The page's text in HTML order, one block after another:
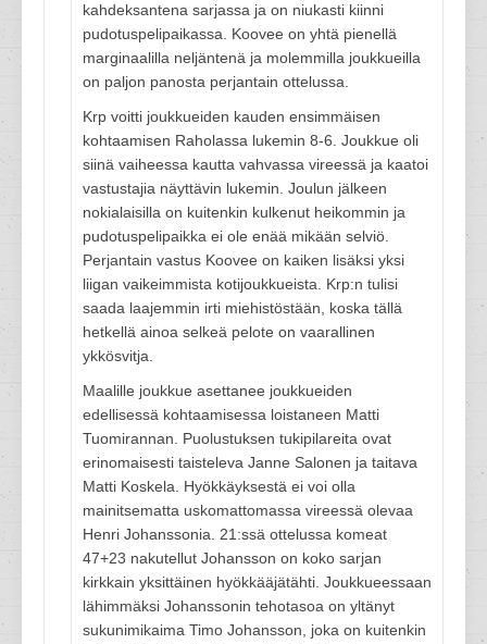
kahdeksantena sarjassa ja on niukasti kiinni
pudotuspelipaikassa. Koovee on yhtä pienellä
marginaalilla neljäntenä ja molemmilla joukkueilla
on paljon panosta perjantain ottelussa.
Krp voitti joukkueiden kauden ensimmäisen
kohtaamisen Raholassa lukemin 8-6. Joukkue oli
siinä vaiheessa kautta vahvassa vireessä ja kaatoi
vastustajia näyttävin lukemin. Joulun jälkeen
nokialaisilla on kuitenkin kulkenut heikommin ja
pudotuspelipaikka ei ole enää mikään selviö.
Perjantain vastus Koovee on kaiken lisäksi yksi
liigan vaikeimmista kotijoukkueista. Krp:n tulisi
saada laajemmin irti miehistöstään, koska tällä
hetkellä ainoa selkeä pelote on vaarallinen
ykkösvitja.
Maalille joukkue asettanee joukkueiden
edellisessä kohtaamisessa loistaneen Matti
Tuomirannan. Puolustuksen tukipilareita ovat
erinomaisesti taisteleva Janne Salonen ja taitava
Matti Koskela. Hyökkäyksestä ei voi olla
mainitsematta uskomattomassa vireessä olevaa
Henri Johanssonia. 21:ssä ottelussa komeat
47+23 nakutellut Johansson on koko sarjan
kirkkain yksittäinen hyökkääjätähti. Joukkueessaan
lähimmäksi Johanssonin tehotasoa on yltänyt
sukunimikaima Timo Johansson, joka on kuitenkin